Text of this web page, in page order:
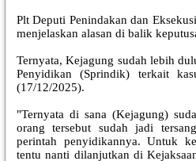
Plt Deputi Penindakan dan
menjelaskan alasan di balik
Ternyata, Kejagung sudah lebih
Penyidikan (Sprindik) terkait
(17/12/2025).
"Ternyata di sana (Kejagung)
orang tersebut sudah jadi
perintah penyidikannya. Untuk
tentu nanti dilanjutkan di